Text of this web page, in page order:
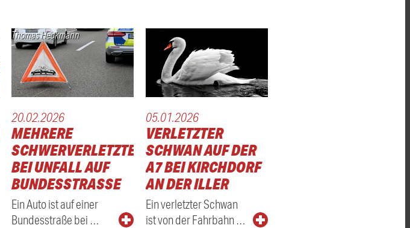
Thomas Heckmann
20.02.2026
MEHRERE
SCHWERVERLETZTE
BEI UNFALL AUF
BUNDESSTRASSE
Ein Auto ist auf einer
Bundesstraße bei …
05.01.2026
VERLETZTER
SCHWAN AUF DER
A7 BEI KIRCHDORF
AN DER ILLER
Ein verletzter Schwan
ist von der Fahrbahn …